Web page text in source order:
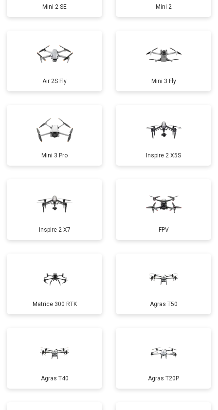
Mini 2 SE Mini 2
Air 2S Fly Mini 3 Fly
Mini 3 Pro Inspire 2 X5S
Inspire 2 X7 FPV
Matrice 300 RTK Agras T50
Agras T40 Agras T20P